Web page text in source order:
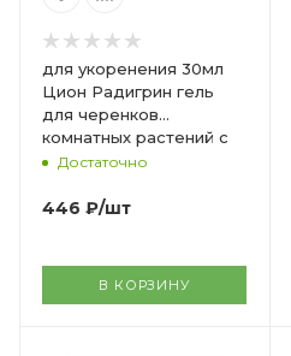
для укоренения 30мл
Цион Радигрин гель
для черенков
комнатных растений с
нежным стеблем 2/12
Достаточно
446 ₽/шт
В КОРЗИНУ